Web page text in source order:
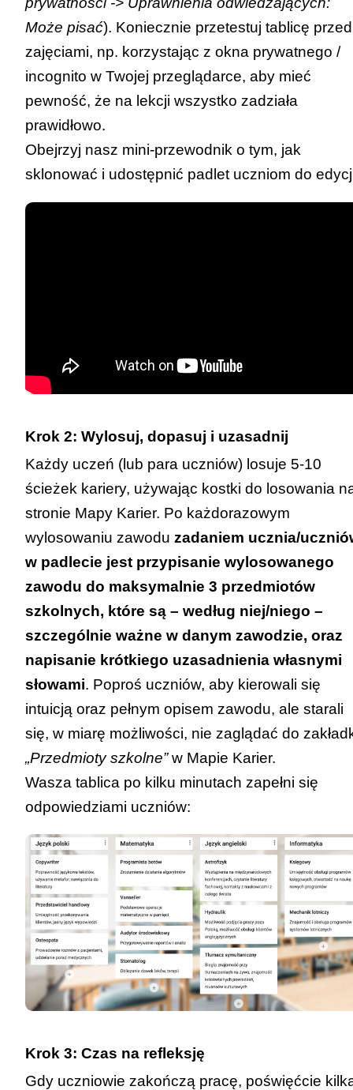
Może pisać). Koniecznie przetestuj tablicę przed
zajęciami, np. korzystając z okna prywatnego /
incognito w Twojej przeglądarce, aby mieć
pewność, że na lekcji wszystko zadziała
prawidłowo.
Obejrzyj nasz mini-przewodnik o tym, jak
sklonować i udostępnić padlet uczniom do
Krok 2: Wylosuj, dopasuj i uzasadnij
Każdy uczeń (lub para uczniów) losuje 5-10
ścieżek kariery, używając kostki do losowania
stronie Mapy Karier. Po każdorazowym
wylosowaniu zawodu zadaniem ucznia/
w padlecie jest przypisanie wylosowanego
zawodu do maksymalnie 3 przedmiotów
szkolnych, które są – według niej/niego –
szczególnie ważne w danym zawodzie, oraz
napisanie krótkiego uzasadnienia własnymi
słowami. Poproś uczniów, aby kierowali się
intuicją oraz pełnym opisem zawodu, ale starali
się, w miarę możliwości, nie zaglądać do
„Przedmioty szkolne”w Mapie Karier.
Wasza tablica po kilku minutach zapełni się
odpowiedziami uczniów:
Krok 3: Czas na refleksję
Gdy uczniowie zakończą pracę, poświęćcie